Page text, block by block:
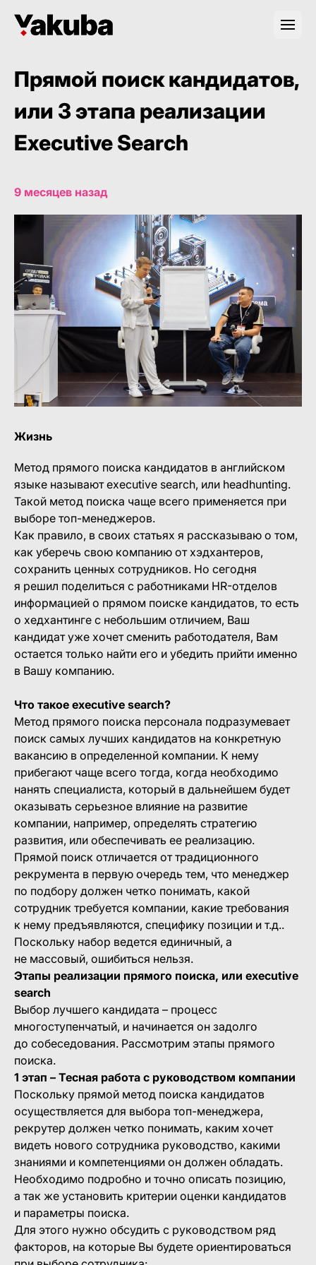
Прямой поиск кандидатов,
или 3 этапа реализации
Executive Search
9 месяцев назад
Жизнь
Метод прямого поиска кандидатов в английском
языке называют executive search, или headhunting.
Такой метод поиска чаще всего применяется при
выборе топ-менеджеров.
Как правило, в своих статьях я рассказываю о том,
как уберечь свою компанию от хэдхантеров,
сохранить ценных сотрудников. Но сегодня
я решил поделиться с работниками HR-отделов
информацией о прямом поиске кандидатов, то есть
о хедхантинге с небольшим отличием, Ваш
кандидат уже хочет сменить работодателя, Вам
остается только найти его и убедить прийти именно
в Вашу компанию.
Что такое executive search?
Метод прямого поиска персонала подразумевает
поиск самых лучших кандидатов на конкретную
вакансию в определенной компании. К нему
прибегают чаще всего тогда, когда необходимо
нанять специалиста, который в дальнейшем будет
оказывать серьезное влияние на развитие
компании, например, определять стратегию
развития, или обеспечивать ее реализацию.
Прямой поиск отличается от традиционного
рекрумента в первую очередь тем, что менеджер
по подбору должен четко понимать, какой
сотрудник требуется компании, какие требования
к нему предъявляются, специфику позиции и т.д..
Поскольку набор ведется единичный, а
не массовый, ошибиться нельзя.
Этапы реализации прямого поиска, или executive
search
Выбор лучшего кандидата – процесс
многоступенчатый, и начинается он задолго
до собеседования. Рассмотрим этапы прямого
поиска.
1 этап – Тесная работа с руководством компании
Поскольку прямой метод поиска кандидатов
осуществляется для выбора топ-менеджера,
рекрутер должен четко понимать, каким хочет
видеть нового сотрудника руководство, какими
знаниями и компетенциями он должен обладать.
Необходимо подробно и точно описать позицию,
а так же установить критерии оценки кандидатов
и параметры поиска.
Для этого нужно обсудить с руководством ряд
факторов, на которые Вы будете ориентироваться